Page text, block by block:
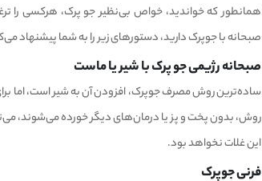
همانطور که خواندید، خواص بی‌نظیر جو پرک، هرکسی را
صبحانه با جوپرک دارید، دستورهای زیر را به شما پیشنهاد
صبحانه رژیمی جو پرک با شیر یا ماست
ساده‌ترین روش مصرف جوپرک، افزودن آن به شیر است، اما
روش، بدون پخت و پز یا درمان‌های دیگر خورده می‌شوند،
این غلات نخواهد بود.
فرنی جوپرک